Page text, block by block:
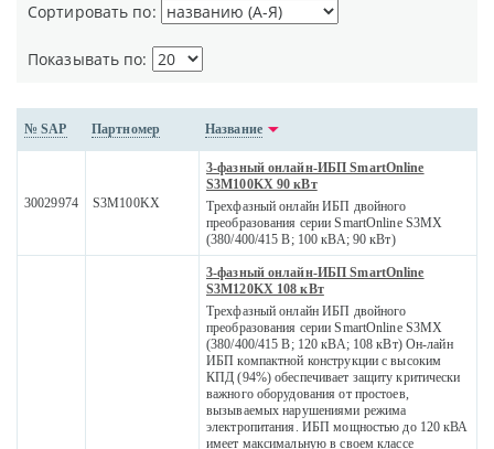
Сортировать по:
Показывать по:
№ SAP Партномер Название
30029974 S3M100KX
3-фазный онлайн-ИБП SmartOnline
S3M100KX 90 кВт
Трехфазный онлайн ИБП двойного
преобразования серии SmartOnline S3MX
(380/400/415 В; 100 кВА; 90 кВт)
3-фазный онлайн-ИБП SmartOnline
S3M120KX 108 кВт
Трехфазный онлайн ИБП двойного
преобразования серии SmartOnline S3MX
(380/400/415 В; 120 кВА; 108 кВт) Он-лайн
ИБП компактной конструкции с высоким
КПД (94%) обеспечивает защиту критически
важного оборудования от простоев,
вызываемых нарушениями режима
электропитания. ИБП мощностью до 120 кВА
имеет максимальную в своем классе